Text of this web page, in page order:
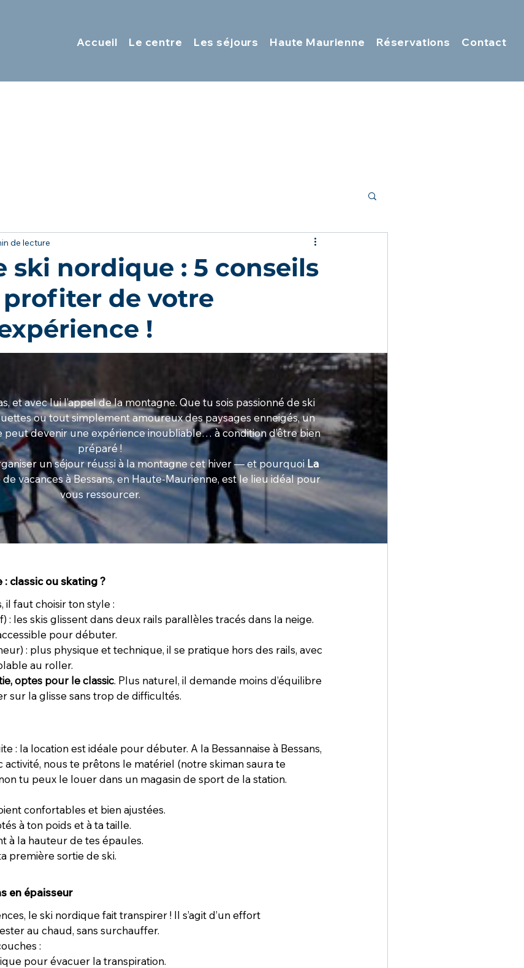
Accueil Le centre Les séjours Haute Maurienne Réservations Contact
ski nordique : 5 conseils
de votre
!
de lecture
et avec lui l’appel de la montagne. Que tu sois passionné de ski
ou tout simplement amoureux des paysages enneigés, un
peut devenir une expérience inoubliable… à condition d’être bien
préparé !
un séjour réussi à la montagne cet hiver — et pourquoi La
vacances à Bessans, en Haute-Maurienne, est le lieu idéal pour
vous ressourcer.
classic ou skating ?
il faut choisir ton style :
: les skis glissent dans deux rails parallèles tracés dans la neige.
pour débuter.
: plus physique et technique, il se pratique hors des rails, avec
au roller.
optes pour le classic. Plus naturel, il demande moins d’équilibre
sur la glisse sans trop de difficultés.
: la location est idéale pour débuter. A la Bessannaise à Bessans,
activité, nous te prêtons le matériel (notre skiman saura te
tu peux le louer dans un magasin de sport de la station.
confortables et bien ajustées.
à ton poids et à ta taille.
à la hauteur de tes épaules.
première sortie de ski.
en épaisseur
le ski nordique fait transpirer ! Il s’agit d’un effort
au chaud, sans surchauffer.
:
pour évacuer la transpiration.